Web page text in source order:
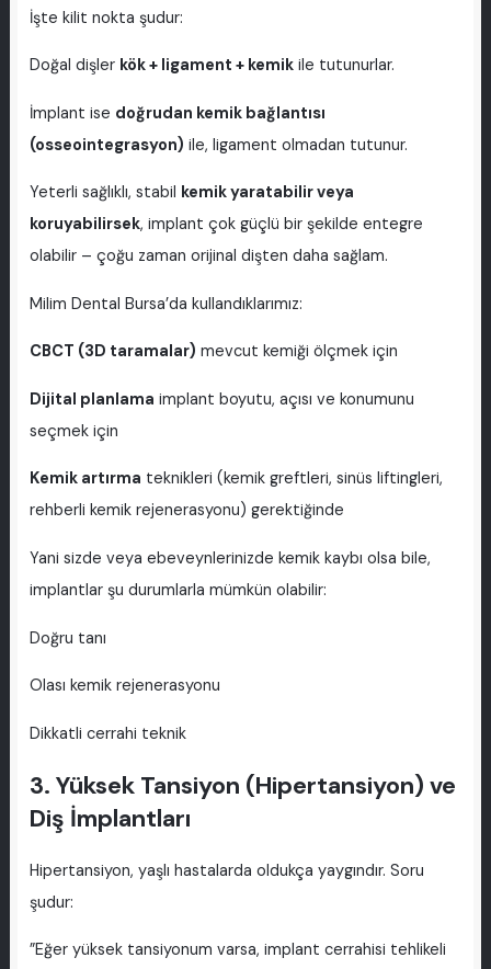
İşte kilit nokta şudur:
Doğal dişler kök + ligament + kemikile tutunurlar.
İmplant ise doğrudan kemik bağlantısı
(osseointegrasyon) ile, ligament olmadan tutunur.
Yeterli sağlıklı, stabil kemik yaratabilir veya
koruyabilirsek, implant çok güçlü bir şekilde entegre
olabilir – çoğu zaman orijinal dişten daha sağlam.
Milim Dental Bursa’da kullandıklarımız:
CBCT (3D taramalar) mevcut kemiği ölçmek için
Dijital planlama implant boyutu, açısı ve konumunu
seçmek için
Kemik artırma teknikleri (kemik greftleri, sinüs liftingleri,
rehberli kemik rejenerasyonu) gerektiğinde
Yani sizde veya ebeveynlerinizde kemik kaybı olsa bile,
implantlar şu durumlarla mümkün olabilir:
Doğru tanı
Olası kemik rejenerasyonu
Dikkatli cerrahi teknik
3. Yüksek Tansiyon (Hipertansiyon) ve
Diş İmplantları
Hipertansiyon, yaşlı hastalarda oldukça yaygındır. Soru
şudur:
”Eğer yüksek tansiyonum varsa, implant cerrahisi tehlikeli